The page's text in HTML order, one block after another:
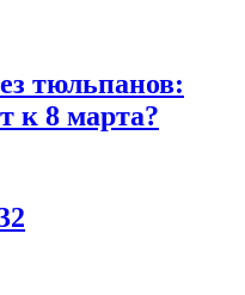
тюльпанов:
к 8 марта?